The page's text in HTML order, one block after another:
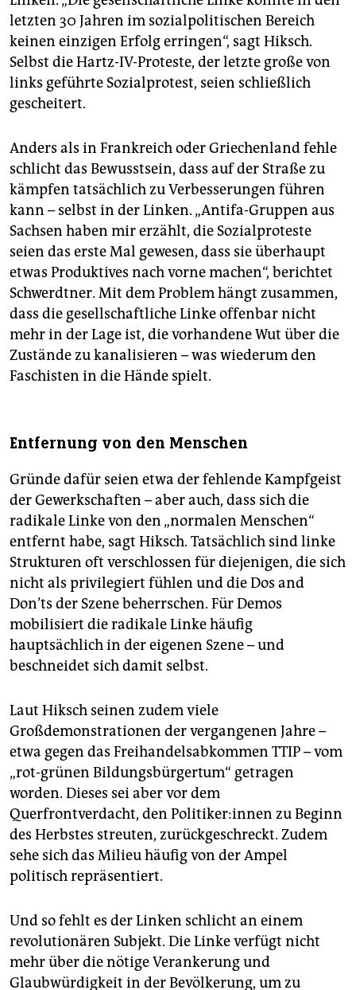
letzten 30 Jahren im sozialpolitischen Bereich
keinen einzigen Erfolg erringen“, sagt Hiksch.
Selbst die Hartz-IV-Proteste, der letzte große von
links geführte Sozialprotest, seien schließlich
gescheitert.
Anders als in Frankreich oder Griechenland fehle
schlicht das Bewusstsein, dass auf der Straße zu
kämpfen tatsächlich zu Verbesserungen führen
kann – selbst in der Linken. „Antifa-Gruppen aus
Sachsen haben mir erzählt, die Sozialproteste
seien das erste Mal gewesen, dass sie überhaupt
etwas Produktives nach vorne machen“, berichtet
Schwerdt­ner. Mit dem Problem hängt zusammen,
dass die gesellschaftliche Linke offenbar nicht
mehr in der Lage ist, die vorhandene Wut über die
Zustände zu kanalisieren – was wiederum den
Faschisten in die Hände spielt.
Entfernung von den Menschen
Gründe dafür seien etwa der fehlende Kampfgeist
der Gewerkschaften – aber auch, dass sich die
radikale Linke von den „normalen Menschen“
entfernt habe, sagt Hiksch. Tatsächlich sind linke
Strukturen oft verschlossen für diejenigen, die sich
nicht als privilegiert fühlen und die Dos and
Don’ts der Szene beherrschen. Für Demos
mobilisiert die radikale Linke häufig
hauptsächlich in der eigenen Szene – und
beschneidet sich damit selbst.
Laut Hiksch seinen zudem viele
Großdemonstrationen der vergangenen Jahre –
etwa gegen das Freihandelsabkommen TTIP – vom
„rot-grünen Bildungsbürgertum“ getragen
worden. Dieses sei aber vor dem
Querfrontverdacht, den Po­li­ti­ke­r:in­nen zu Beginn
des Herbstes streuten, zurückgeschreckt. Zudem
sehe sich das Milieu häufig von der Ampel
politisch repräsentiert.
Und so fehlt es der Linken schlicht an einem
revolutionären Subjekt. Die Linke verfügt nicht
mehr über die nötige Verankerung und
Glaubwürdigkeit in der Bevölkerung, um zu